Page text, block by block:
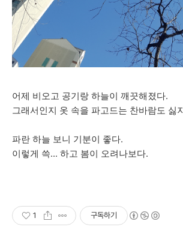
어제 비오고 공기랑 하늘이 깨끗해졌다.
그래서인지 옷 속을 파고드는 찬바람도 싫
파란 하늘 보니 기분이 좋다.
이렇게 쓱... 하고 봄이 오려나보다.
1 구독하기